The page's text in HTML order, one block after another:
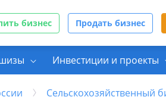
бизнес Продать бизнес
Инвестиции и проекты
Сельскохозяйственный